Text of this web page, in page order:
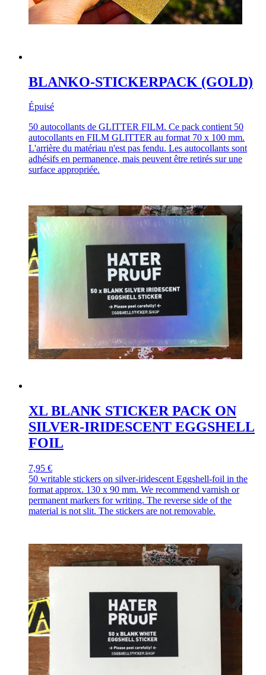
BLANKO-STICKERPACK (GOLD)
Épuisé
50 autocollants de GLITTER FILM. Ce pack contient 50
autocollants en FILM GLITTER au format 70 x 100 mm.
L'arrière du matériau n'est pas fendu. Les autocollants sont
adhésifs en permanence, mais peuvent être retirés sur une
surface appropriée.
XL BLANK STICKER PACK ON
SILVER-IRIDESCENT EGGSHELL
FOIL
7,95 €
50 writable stickers on silver-iridescent Eggshell-foil in the
format approx. 130 x 90 mm. We recommend varnish or
permanent markers for writing. The reverse side of the
material is not slit. The stickers are not removable.